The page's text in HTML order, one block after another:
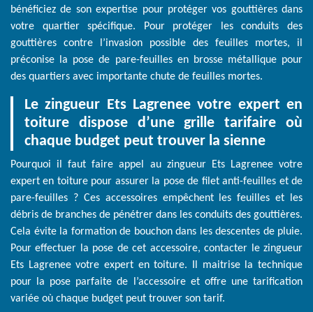
bénéficiez de son expertise pour protéger vos gouttières dans
votre quartier spécifique. Pour protéger les conduits des
gouttières contre l’invasion possible des feuilles mortes, il
préconise la pose de pare-feuilles en brosse métallique pour
des quartiers avec importante chute de feuilles mortes.
Le zingueur Ets Lagrenee votre expert en
toiture dispose d’une grille tarifaire où
chaque budget peut trouver la sienne
Pourquoi il faut faire appel au zingueur Ets Lagrenee votre
expert en toiture pour assurer la pose de filet anti-feuilles et de
pare-feuilles ? Ces accessoires empêchent les feuilles et les
débris de branches de pénétrer dans les conduits des gouttières.
Cela évite la formation de bouchon dans les descentes de pluie.
Pour effectuer la pose de cet accessoire, contacter le zingueur
Ets Lagrenee votre expert en toiture. Il maitrise la technique
pour la pose parfaite de l’accessoire et offre une tarification
variée où chaque budget peut trouver son tarif.